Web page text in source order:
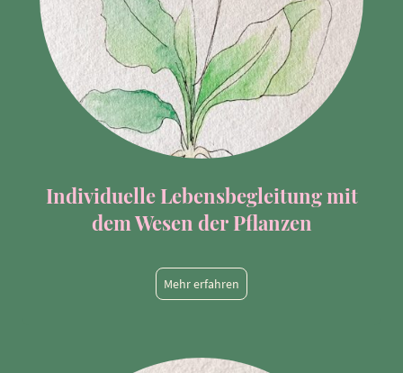
Individuelle Lebensbegleitung mit
dem Wesen der Pflanzen
Mehr erfahren